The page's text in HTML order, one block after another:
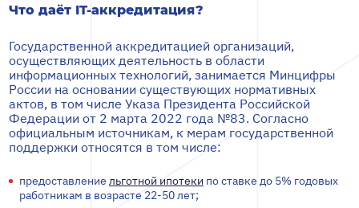
Что даёт IT-аккредитация?
Государственной аккредитацией организаций,
осуществляющих деятельность в области
информационных технологий, занимается Минцифры
России на основании существующих нормативных
актов, в том числе Указа Президента Российской
Федерации от 2 марта 2022 года №83. Согласно
официальным источникам, к мерам государственной
поддержки относятся в том числе:
предоставление льготной ипотеки по ставке до 5% годовых
работникам в возрасте 22-50 лет;